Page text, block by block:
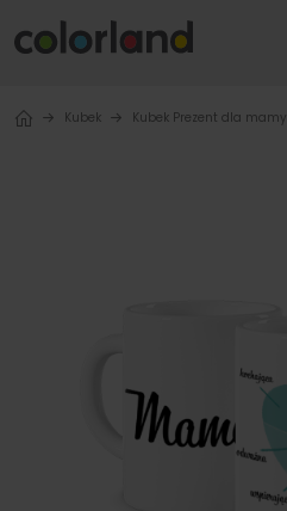
Kubek Kubek Prezent dla mamy